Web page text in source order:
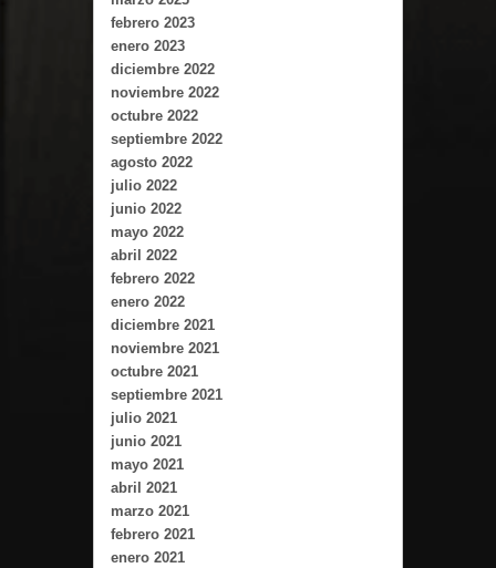
febrero 2023
enero 2023
diciembre 2022
noviembre 2022
octubre 2022
septiembre 2022
agosto 2022
julio 2022
junio 2022
mayo 2022
abril 2022
febrero 2022
enero 2022
diciembre 2021
noviembre 2021
octubre 2021
septiembre 2021
julio 2021
junio 2021
mayo 2021
abril 2021
marzo 2021
febrero 2021
enero 2021